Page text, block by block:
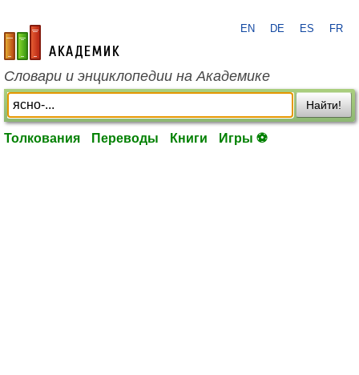
academic.ru
EN DE ES FR
Словари и энциклопедии на Академике
Найти!
Толкования Переводы Книги Игры ⚽